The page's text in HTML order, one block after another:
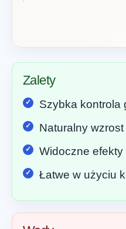
Zalety
Szybka kontrola
Naturalny
Widoczne
Łatwe w użyciu